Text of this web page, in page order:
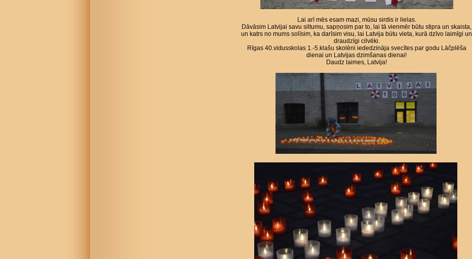
Lai arī mēs esam mazi, mūsu sirdis ir lielas.
Dāvāsim Latvijai savu siltumu, sapņosim par to, lai tā vienmēr būtu stipra un skaista,
un katrs no mums solīsim, ka darīsim visu, lai Latvija būtu vieta, kurā dzīvo laimīgi un
draudzīgi cilvēki.
Rīgas 40.vidusskolas 1.-5.klašu skolēni iededzināja svecītes par godu Lāčplēša
dienai un Latvijas dzimšanas dienai!
Daudz laimes, Latvija!